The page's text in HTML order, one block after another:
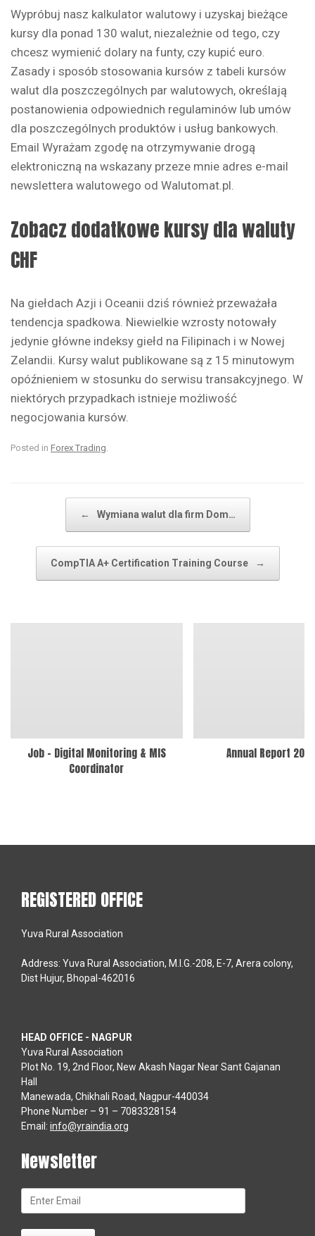
Wypróbuj nasz kalkulator walutowy i uzyskaj bieżące
kursy dla ponad 130 walut, niezależnie od tego, czy
chcesz wymienić dolary na funty, czy kupić euro.
Zasady i sposób stosowania kursów z tabeli kursów
walut dla poszczególnych par walutowych, określają
postanowienia odpowiednich regulaminów lub umów
dla poszczególnych produktów i usług bankowych.
Email Wyrażam zgodę na otrzymywanie drogą
elektroniczną na wskazany przeze mnie adres e-mail
newslettera walutowego od Walutomat.pl.
Zobacz dodatkowe kursy dla waluty
CHF
Na giełdach Azji i Oceanii dziś również przeważała
tendencja spadkowa. Niewielkie wzrosty notowały
jedynie główne indeksy giełd na Filipinach i w Nowej
Zelandii. Kursy walut publikowane są z 15 minutowym
opóźnieniem w stosunku do serwisu transakcyjnego. W
niektórych przypadkach istnieje możliwość
negocjowania kursów.
Posted in Forex Trading
← Wymiana walut dla firm Dom…
CompTIA A+ Certification Training Course →
Job – Digital Monitoring & MIS
Coordinator
Annual Report
REGISTERED OFFICE
Yuva Rural Association
Address: Yuva Rural Association, M.I.G.-208, E-7, Arera colony,
Dist Hujur, Bhopal-462016
HEAD OFFICE - NAGPUR
Yuva Rural Association
Plot No. 19, 2nd Floor, New Akash Nagar Near Sant Gajanan
Hall
Manewada, Chikhali Road, Nagpur-440034
Phone Number – 91 – 7083328154
Email: info@yraindia.org
Newsletter